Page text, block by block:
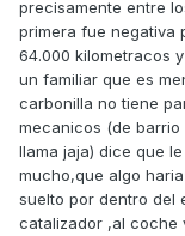
precisamente entre
primera fue negativa
64.000 kilometracos
un familiar que es
carbonilla no tiene
mecanicos (de
llama jaja) dice que
mucho,que algo
suelto por dentro del
catalizador ,al coche